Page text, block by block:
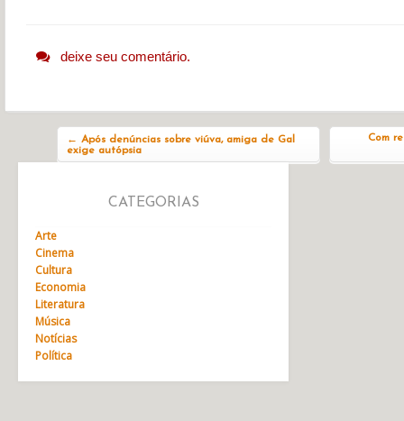
deixe seu comentário.
← Após denúncias sobre viúva, amiga de Gal
exige autópsia
Com
CATEGORIAS
Arte
Cinema
Cultura
Economia
Literatura
Música
Notícias
Política